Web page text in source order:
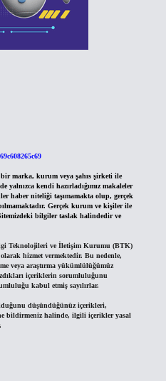
marka, kurum veya şahıs şirketi ile
yalnızca kendi hazırladığımız makaleler
haber niteliği taşımamakta olup, gerçek
Gerçek kurum ve kişiler ile
bilgiler taslak halindedir ve
Teknolojileri ve İletişim Kurumu (BTK)
hizmet vermektedir. Bu nedenle,
veya araştırma yükümlülüğümüz
içeriklerin sorumluluğunu
kabul etmiş sayılırlar.
düşündüğünüz içerikleri,
bildirmeniz halinde, ilgili içerikler yasal